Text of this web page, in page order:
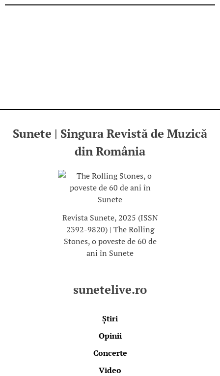
Sunete | Singura Revistă de Muzică
din România
Revista Sunete, 2025 (ISSN
2392-9820) | The Rolling
Stones, o poveste de 60 de
ani în Sunete
sunetelive.ro
Știri
Opinii
Concerte
Video